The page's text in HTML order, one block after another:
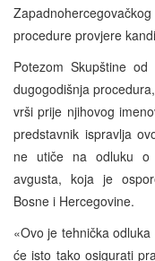
procedure provjere
Potezom Skupštine
dugogodišnja
vrši prije njihovog
predstavnik ispravlja
ne utiče na odluku o
avgusta, koja je
Bosne i Hercegovine.
«Ovo je tehnička
će isto tako osigurati